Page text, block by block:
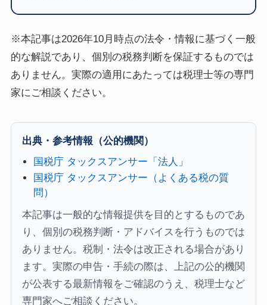
※本記事は2026年10月時点の法令・情報に基づく一般
的な解説であり、個別の税務判断を保証するものでは
ありません。実際の適用にあたっては税理士等の専門
家にご相談ください。
出典・参考情報（公的機関）
国税庁 タックスアンサー「法人」
国税庁 タックスアンサー（よくある税の質
問）
本記事は一般的な情報提供を目的とするものであ
り、個別の税務判断・アドバイスを行うものでは
ありません。税制・法令は改正される場合があり
ます。実際の申告・手続の際は、上記の公的機関
が公表する最新情報をご確認のうえ、税理士など
専門家へご相談ください。